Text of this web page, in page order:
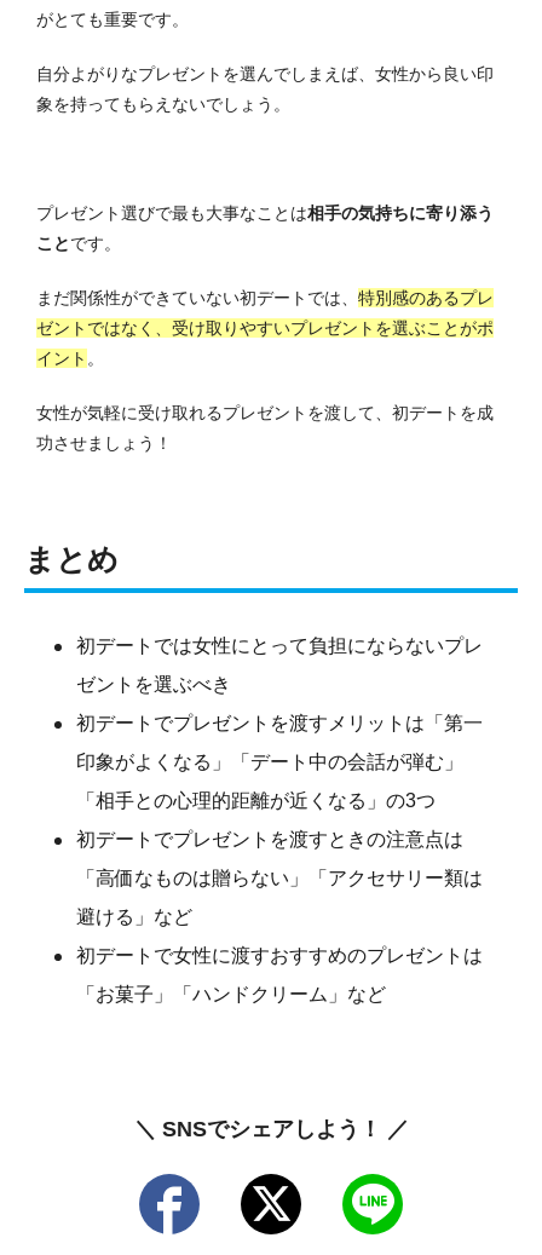
がとても重要です。
自分よがりなプレゼントを選んでしまえば、女性から良い印
象を持ってもらえないでしょう。
プレゼント選びで最も大事なことは相手の気持ちに寄り添う
ことです。
まだ関係性ができていない初デートでは、 特別感のあるプレ
ゼントではなく、受け取りやすいプレゼントを選ぶことがポ
イント 。
女性が気軽に受け取れるプレゼントを渡して、初デートを成
功させましょう！
まとめ
初デートでは女性にとって負担にならないプレ
ゼントを選ぶべき
初デートでプレゼントを渡すメリットは「第一
印象がよくなる」「デート中の会話が弾む」
「相手との心理的距離が近くなる」の3つ
初デートでプレゼントを渡すときの注意点は
「高価なものは贈らない」「アクセサリー類は
避ける」など
初デートで女性に渡すおすすめのプレゼントは
「お菓子」「ハンドクリーム」など
＼ SNSでシェアしよう！ ／